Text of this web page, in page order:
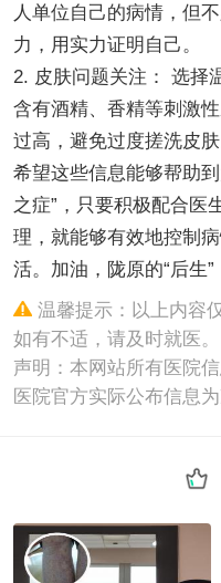
人单位自己的病情，但
力，用实力证明自己。
2. 皮肤问题关注： 选择
含有酒精、香精等刺激
过高，避免过度搓洗皮肤
希望这些信息能够帮助
之症”，只要积极配合医
理，就能够有效地控制
活。加油，陇原的“后生
温馨提示：以上内容
如有不适，请及时就医。
声明：本网站所有医院
医院官方实际公布信息为